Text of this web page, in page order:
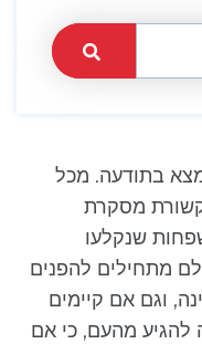
בתודעה. מכל
מסקרת
שנקלעו
מתחילים להפנים
וגם אם קיימים
מהעם, כי אם